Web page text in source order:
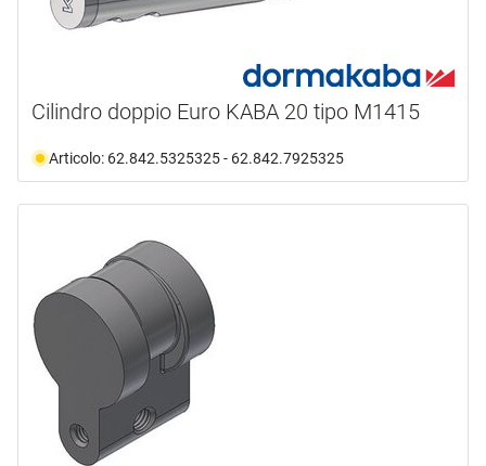
Cilindro doppio Euro KABA 20 tipo M1415
Articolo: 62.842.5325325 - 62.842.7925325